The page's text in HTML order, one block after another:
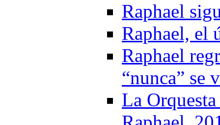
Raphael
Raphael, el
Raphael
“nunca” se
La